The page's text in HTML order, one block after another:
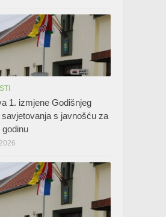
1. izmjene Godišnjeg
savjetovanja s javnošću za
godinu